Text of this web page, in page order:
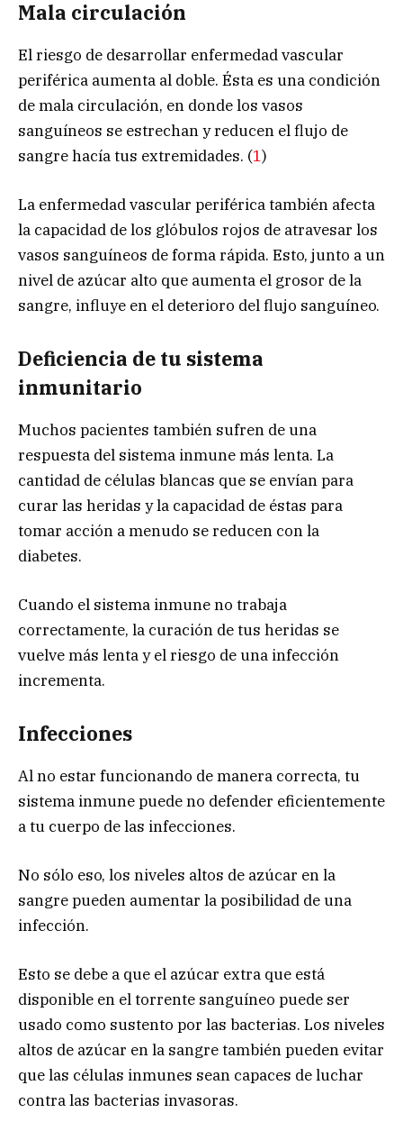
Mala circulación
El riesgo de desarrollar enfermedad vascular
periférica aumenta al doble. Ésta es una condición
de mala circulación, en donde los vasos
sanguíneos se estrechan y reducen el flujo de
sangre hacía tus extremidades. (1)
La enfermedad vascular periférica también afecta
la capacidad de los glóbulos rojos de atravesar los
vasos sanguíneos de forma rápida. Esto, junto a un
nivel de azúcar alto que aumenta el grosor de la
sangre, influye en el deterioro del flujo sanguíneo.
Deficiencia de tu sistema
inmunitario
Muchos pacientes también sufren de una
respuesta del sistema inmune más lenta. La
cantidad de células blancas que se envían para
curar las heridas y la capacidad de éstas para
tomar acción a menudo se reducen con la
diabetes.
Cuando el sistema inmune no trabaja
correctamente, la curación de tus heridas se
vuelve más lenta y el riesgo de una infección
incrementa.
Infecciones
Al no estar funcionando de manera correcta, tu
sistema inmune puede no defender eficientemente
a tu cuerpo de las infecciones.
No sólo eso, los niveles altos de azúcar en la
sangre pueden aumentar la posibilidad de una
infección.
Esto se debe a que el azúcar extra que está
disponible en el torrente sanguíneo puede ser
usado como sustento por las bacterias. Los niveles
altos de azúcar en la sangre también pueden evitar
que las células inmunes sean capaces de luchar
contra las bacterias invasoras.